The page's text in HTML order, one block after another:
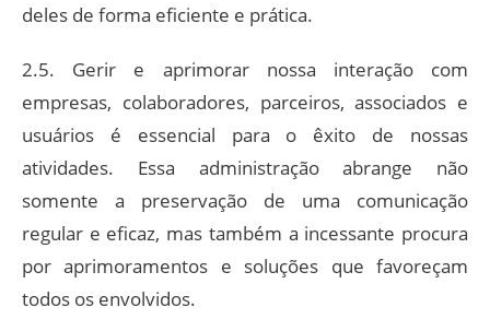
deles de forma eficiente e prática.
2.5. Gerir e aprimorar nossa interação com
empresas, colaboradores, parceiros, associados e
usuários é essencial para o êxito de nossas
atividades. Essa administração abrange não
somente a preservação de uma comunicação
regular e eficaz, mas também a incessante procura
por aprimoramentos e soluções que favoreçam
todos os envolvidos.